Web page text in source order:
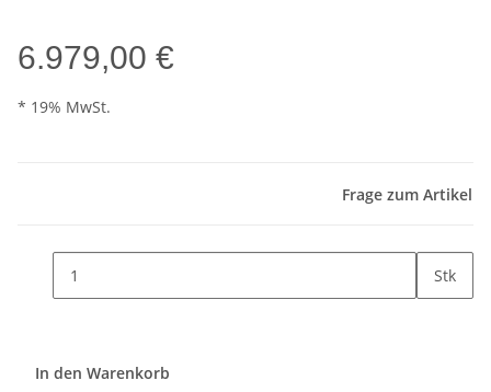
6.979,00 €
* 19% MwSt.
Frage zum Artikel
Stk
In den Warenkorb